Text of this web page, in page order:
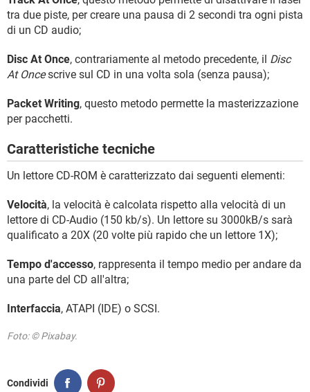
tra due piste, per creare una pausa di 2 secondi tra ogni pista
di un CD audio;
Disc At Once, contrariamente al metodo precedente, il Disc
At Oncescrive sul CD in una volta sola (senza pausa);
Packet Writing, questo metodo permette la masterizzazione
per pacchetti.
Caratteristiche tecniche
Un lettore CD-ROM è caratterizzato dai seguenti elementi:
Velocità, la velocità è calcolata rispetto alla velocità di un
lettore di CD-Audio (150 kb/s). Un lettore su 3000kB/s sarà
qualificato a 20X (20 volte più rapido che un lettore 1X);
Tempo d'accesso, rappresenta il tempo medio per andare da
una parte del CD all'altra;
Interfaccia, ATAPI (IDE) o SCSI.
Foto: © Pixabay.
Condividi